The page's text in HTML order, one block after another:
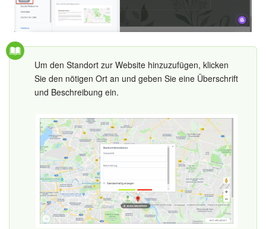
Collabs
Kalender
Drive
Webmail
CRM
Buchung
KI in Bitrix24
Um den Standort zur Website hinzuzufügen, klicken
Sie den nötigen Ort an und geben Sie eine Überschrift
und Beschreibung ein.